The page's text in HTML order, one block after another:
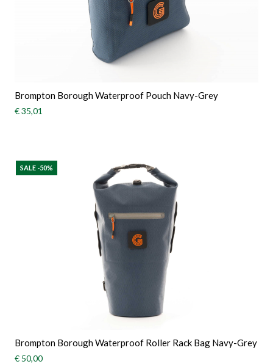
Brompton Borough Waterproof Pouch Navy-Grey
€ 35,01
SALE -50%
Brompton Borough Waterproof Roller Rack Bag Navy-Grey
€ 50,00